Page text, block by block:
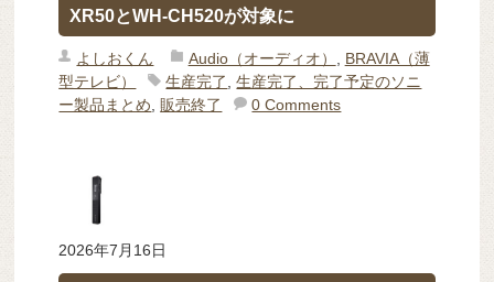
XR50とWH-CH520が対象に
よしおくん Audio（オーディオ） , BRAVIA（薄
型テレビ）
生産完了,生産完了、完了予定のソニ
ー製品まとめ,販売終了 0 Comments
2026年7月16日